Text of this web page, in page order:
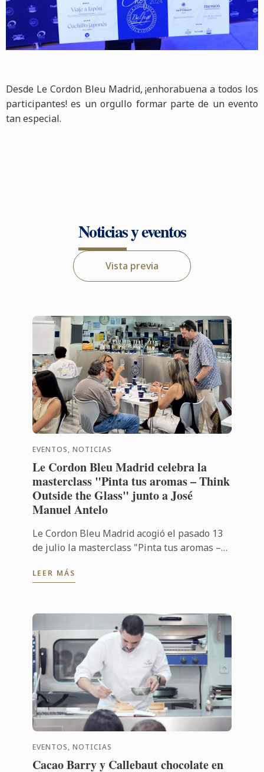
Desde Le Cordon Bleu Madrid, ¡enhorabuena a todos los
participantes! es un orgullo formar parte de un evento
tan especial.
Noticias y eventos
Vista previa
EVENTOS, NOTICIAS
Le Cordon Bleu Madrid celebra la
masterclass "Pinta tus aromas – Think
Outside the Glass" junto a José
Manuel Antelo
Le Cordon Bleu Madrid acogió el pasado 13
de julio la masterclass "Pinta tus aromas –
Manuel Antelo, experto en ...
LEER MÁS
EVENTOS, NOTICIAS
Cacao Barry y Callebaut chocolate en